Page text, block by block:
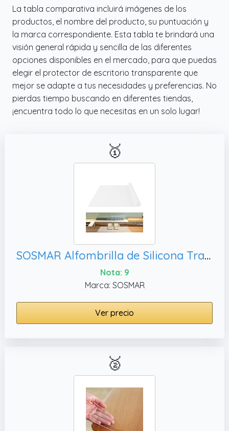
favor, note que el producto es
deliberadamente un poco más grande para
accounting para un posible ajuste por
contracción.
La tabla comparativa incluirá imágenes de los
productos, el nombre del producto, su puntuación y
la marca correspondiente. Esta tabla te brindará una
visión general rápida y sencilla de las diferentes
opciones disponibles en el mercado, para que puedas
elegir el protector de escritorio transparente que
mejor se adapte a tus necesidades y preferencias. No
pierdas tiempo buscando en diferentes tiendas,
¡encuentra todo lo que necesitas en un solo lugar!
🥇
SOSMAR Alfombrilla de Silicona Transparente 60x40 cm - Tapete Grande Antiadherente para Manualidades, Resina Epoxi y Pintura - Protector de Escritorio y Base para Amasar​​
Nota: 9
Marca: SOSMAR
Ver precio
🥈